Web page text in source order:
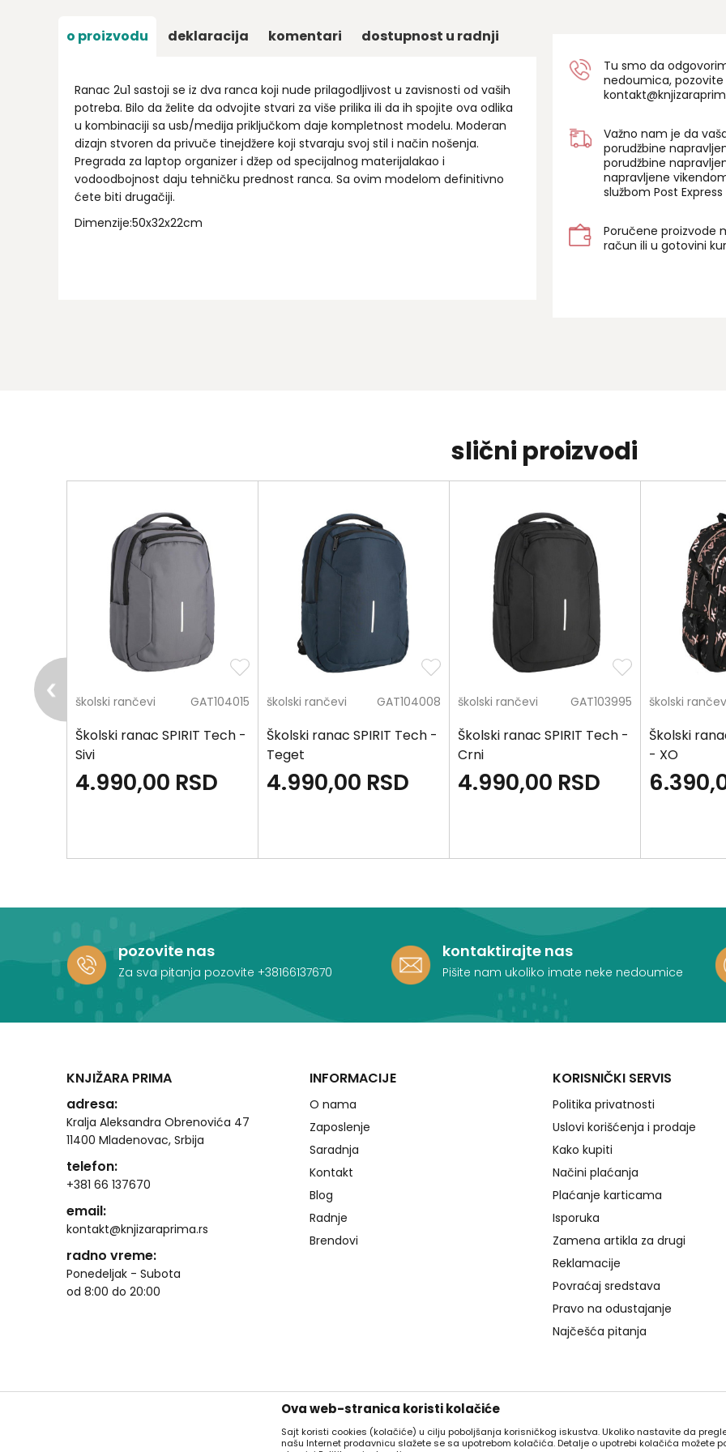
o proizvodu deklaracija komentari dostupnost u radnji
Ranac 2u1 sastoji se iz dva ranca koji nude prilagodljivost u zavisnosti od vaših
potreba. Bilo da želite da odvojite stvari za više prilika ili da ih spojite ova odlika
u kombinaciji sa usb/medija priključkom daje kompletnost modelu. Moderan
dizajn stvoren da privuče tinejdžere koji stvaraju svoj stil i način nošenja.
Pregrada za laptop organizer i džep od specijalnog materijalakao i
vodoodbojnost daju tehničku prednost ranca. Sa ovim modelom definitivno
ćete biti drugačiji.
Dimenzije:50x32x22cm
Tu smo da
nedoumica, pozovite
Važno nam je da
porudžbine
porudžbine
napravljene
službom Post
Poručene proizvode
račun ili u gotovini
slični proizvodi
GAT001512 školski rančevi GAT104015
Školski ranac SPIRIT Tech -
Sivi
4.990,00 RSD
školski rančevi GAT104008
Školski ranac SPIRIT Tech -
Teget
4.990,00 RSD
školski rančevi GAT103995
Školski ranac SPIRIT Tech -
Crni
4.990,00 RSD
školski
Školski
- XO
pozovite nas
Za sva pitanja pozovite +38166137670
kontaktirajte nas
Pišite nam ukoliko imate neke nedoumice
KNJIŽARA PRIMA
adresa:
Kralja Aleksandra Obrenovića 47
11400 Mladenovac, Srbija
telefon:
+381 66 137670
email:
kontakt@knjizaraprima.rs
radno vreme:
Ponedeljak - Subota
od 8:00 do 20:00
INFORMACIJE
O nama
Zaposlenje
Saradnja
Kontakt
Blog
Radnje
Brendovi
KORISNIČKI SERVIS
Politika privatnosti
Uslovi korišćenja i prodaje
Kako kupiti
Načini plaćanja
Plaćanje karticama
Isporuka
Zamena artikla za drugi
Reklamacije
Povraćaj sredstava
Pravo na odustajanje
Najčešća pitanja
Ova web-stranica koristi kolačiće
Sajt koristi cookies (kolačiće) u cilju poboljšanja korisničkog iskustva. Ukoliko nastavite da
našu Internet prodavnicu slažete se sa upotrebom kolačića. Detalje o upotrebi kolačića možete